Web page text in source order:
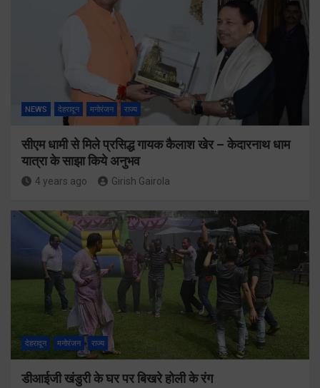
NEWS देहरादून मनोरंजन राज्य
सीएम धामी से मिले प्रसिद्ध गायक कैलाश खेर – केदारनाथ धाम
यात्रा के साझा किये अनुभव
4 years ago Girish Gairola
देहरादून मनोरंजन राज्य
डीआईजी खंडुरी के घर पर बिखरे होली के रंग